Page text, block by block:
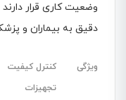
وضعیت کاری قرار دارند
دقیق به بیماران و
ویژگی
کنترل کیفیت
تجهیزات